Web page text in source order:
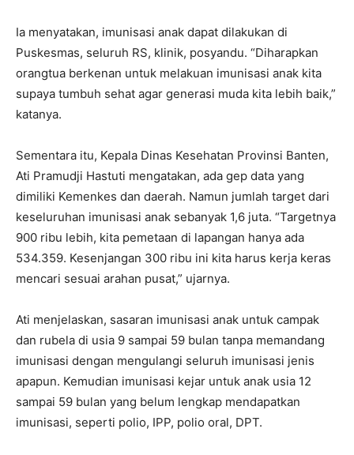
Ia menyatakan, imunisasi anak dapat dilakukan di
Puskesmas, seluruh RS, klinik, posyandu. “Diharapkan
orangtua berkenan untuk melakuan imunisasi anak kita
supaya tumbuh sehat agar generasi muda kita lebih baik,”
katanya.
Sementara itu, Kepala Dinas Kesehatan Provinsi Banten,
Ati Pramudji Hastuti mengatakan, ada gep data yang
dimiliki Kemenkes dan daerah. Namun jumlah target dari
keseluruhan imunisasi anak sebanyak 1,6 juta. “Targetnya
900 ribu lebih, kita pemetaan di lapangan hanya ada
534.359. Kesenjangan 300 ribu ini kita harus kerja keras
mencari sesuai arahan pusat,” ujarnya.
Ati menjelaskan, sasaran imunisasi anak untuk campak
dan rubela di usia 9 sampai 59 bulan tanpa memandang
imunisasi dengan mengulangi seluruh imunisasi jenis
apapun. Kemudian imunisasi kejar untuk anak usia 12
sampai 59 bulan yang belum lengkap mendapatkan
imunisasi, seperti polio, IPP, polio oral, DPT.